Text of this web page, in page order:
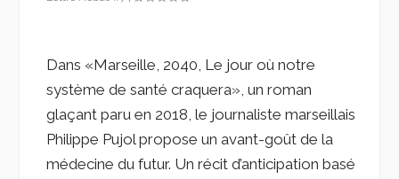
Dans «Marseille, 2040, Le jour où notre
système de santé craquera», un roman
glaçant paru en 2018, le journaliste marseillais
Philippe Pujol propose un avant-goût de la
médecine du futur. Un récit d’anticipation basé